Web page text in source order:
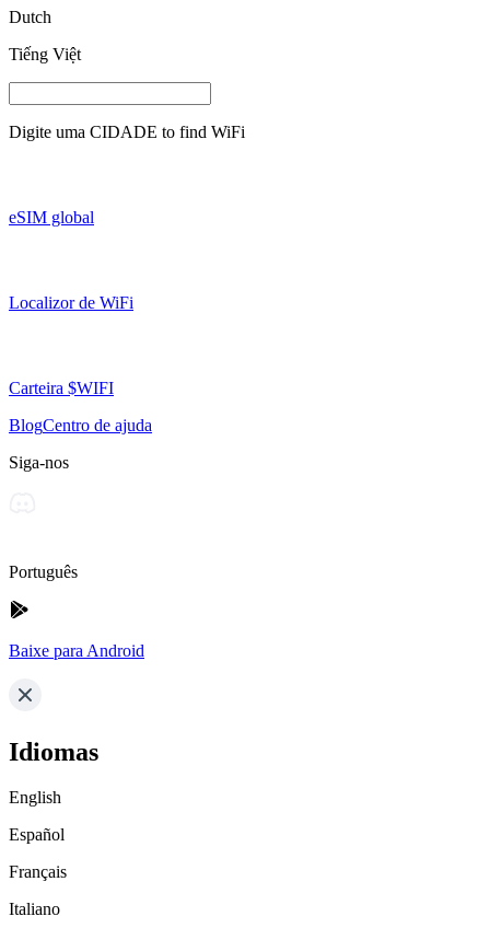
Dutch
Tiếng Việt
Digite uma CIDADE to find WiFi
eSIM global
Localizor de WiFi
Carteira $WIFI
BlogCentro de ajuda
Siga-nos
Português
Baixe para Android
Idiomas
English
Español
Français
Italiano